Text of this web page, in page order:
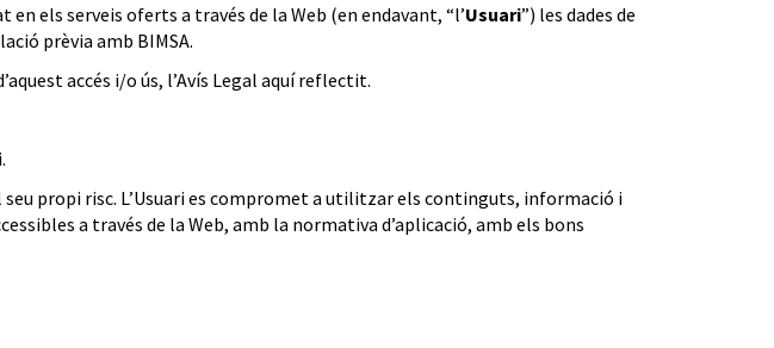
en els serveis oferts a través de la Web (en endavant, “l’Usuari”) les dades de
prèvia amb BIMSA.
accés i/o ús, l’Avís Legal aquí reflectit.
seu propi risc. L’Usuari es compromet a utilitzar els continguts, informació i
a través de la Web, amb la normativa d’aplicació, amb els bons